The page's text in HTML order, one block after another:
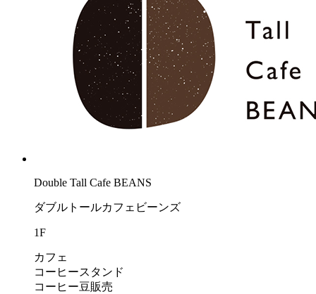
Double Tall Cafe BEANS
ダブルトールカフェビーンズ
1F
カフェ
コーヒースタンド
コーヒー豆販売